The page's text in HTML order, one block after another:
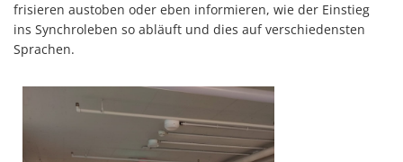
frisieren austoben oder eben informieren, wie der Einstieg
ins Synchroleben so abläuft und dies auf verschiedensten
Sprachen.